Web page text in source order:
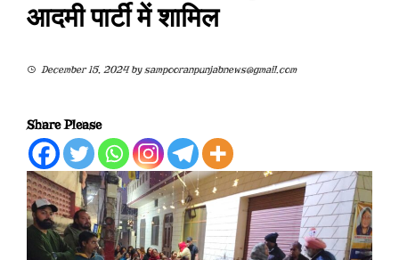
आदमी पार्टी में शामिल
December 15, 2024bysampooranpunjabnews@gmail.com
Share Please